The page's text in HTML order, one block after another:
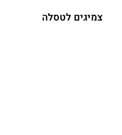
צמיגים לטסלה